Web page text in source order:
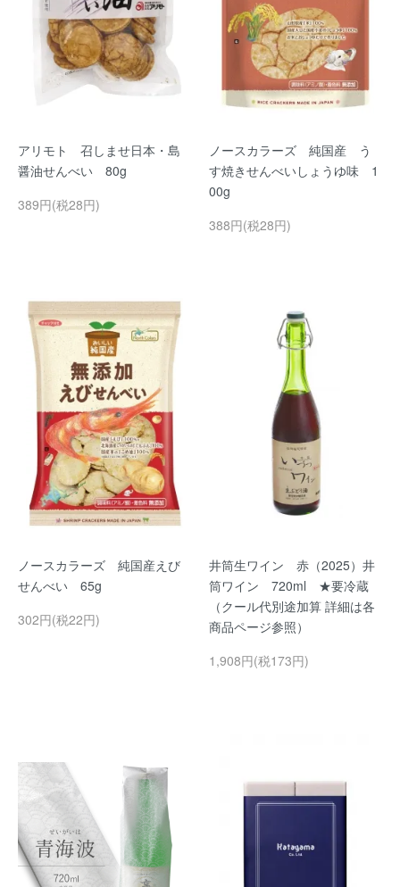
アリモト 召しませ日本・島
醤油せんべい 80g
389円(税28円)
ノースカラーズ 純国産 う
す焼きせんべいしょうゆ味 1
00g
388円(税28円)
ノースカラーズ 純国産えび
せんべい 65g
302円(税22円)
井筒生ワイン 赤（2025）井
筒ワイン 720ml ★要冷蔵
（クール代別途加算 詳細は各
商品ページ参照）
1,908円(税173円)